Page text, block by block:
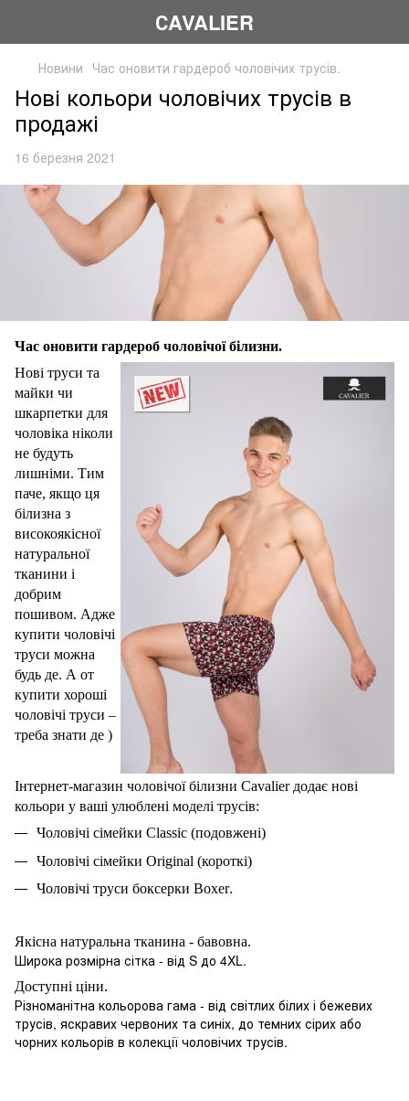
СAVALIER
Новини Час оновити гардероб чоловічих трусів.
Нові кольори чоловічих трусів в
продажі
16 березня 2021
Час оновити гардероб чоловічої білизни.
Нові труси та
майки чи
шкарпетки для
чоловіка ніколи
не будуть
лишніми. Тим
паче, якщо ця
білизна з
високоякісної
натуральної
тканини і
добрим
пошивом. Адже
купити чоловічі
труси можна
будь де. А от
купити хороші
чоловічі труси –
треба знати де )
Інтернет-магазин чоловічої білизни Cavalier додає нові
кольори у ваші улюблені моделі трусів:
Чоловічі сімейки Classic (подовжені)
Чоловічі сімейки Original (короткі)
Чоловічі труси боксерки Boxer.
Якісна натуральна тканина - бавовна.
Широка розмірна сітка - від S до 4XL.
Доступні ціни.
Різноманітна кольорова гама - від світлих білих і бежевих
трусів, яскравих червоних та синіх, до темних сірих або
чорних кольорів в колекції чоловічих трусів.